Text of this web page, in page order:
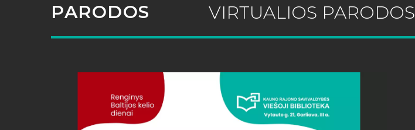
PARODOS VIRTUALIOS PARODOS